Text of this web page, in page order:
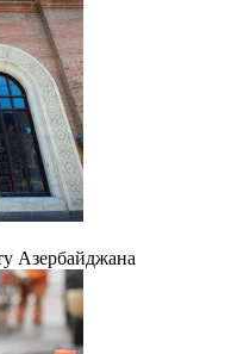
Азербайджана